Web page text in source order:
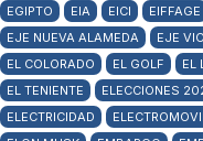
EGIPTO
EIA EICI EIFFAGE
EJE NUEVA ALAMEDA
EJE
EL COLORADO
EL GOLF EL
EL TENIENTE
ELECCIONES
ELECTRICIDAD